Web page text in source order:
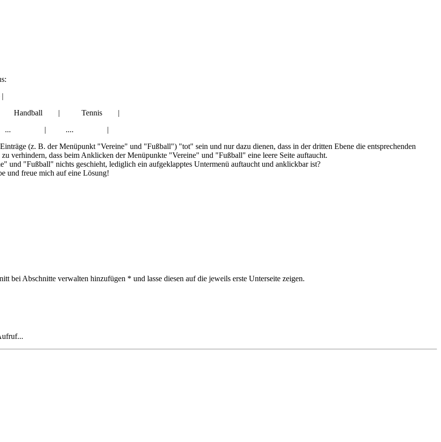
| Tennis |
| Alte Herren | ... | .... |
(z. B. der Menüpunkt "Vereine" und "Fußball") "tot" sein und nur dazu dienen, dass in der dritten Ebene die entsprechenden
verhindern, dass beim Anklicken der Menüpunkte "Vereine" und "Fußball" eine leere Seite auftaucht.
und "Fußball" nichts geschieht, lediglich ein aufgeklapptes Untermenü auftaucht und anklickbar ist?
und freue mich auf eine Lösung!
bei Abschnitte verwalten hinzufügen * und lasse diesen auf die jeweils erste Unterseite zeigen.